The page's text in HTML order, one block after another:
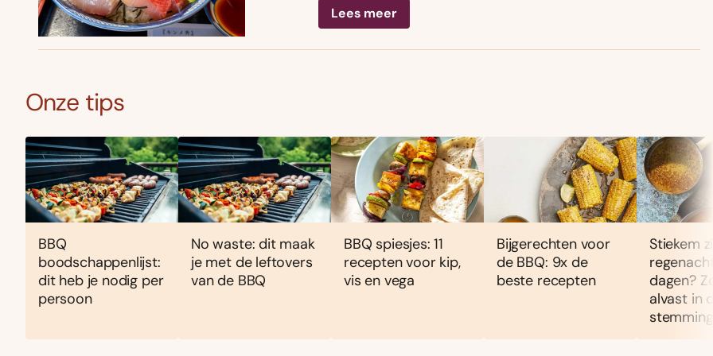
Lees meer
Onze tips
BBQ
boodschappenlijst:
dit heb je nodig per
persoon
No waste: dit maak
je met de leftovers
van de BBQ
BBQ spiesjes: 11
recepten voor kip,
vis en vega
Bijgerechten voor
de BBQ: 9x de
beste recepten
Stiekem
dagen?
alvast in de
stemming